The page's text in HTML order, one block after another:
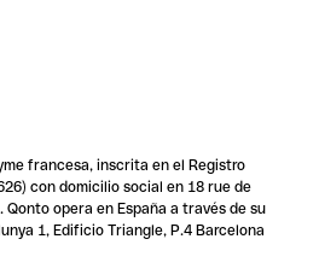
francesa, inscrita en el Registro
con domicilio social en 18 rue de
Qonto opera en España a través de su
1, Edificio Triangle, P.4 Barcelona